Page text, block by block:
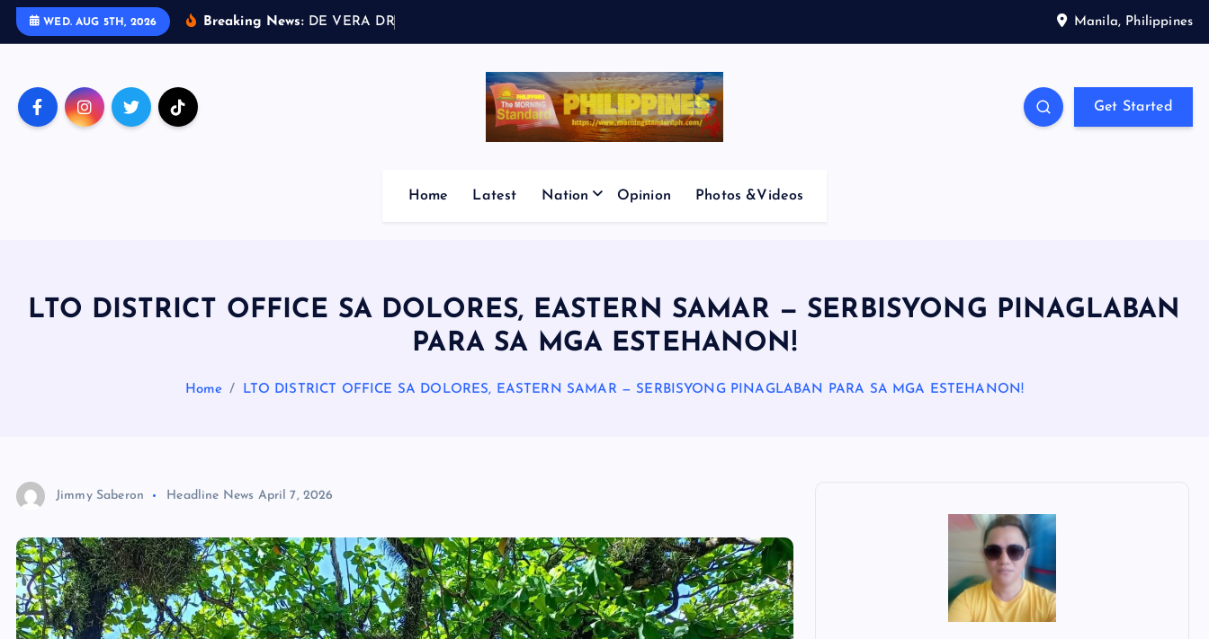
WED. AUG 5TH, 2026 Breaking News: D E V E RA D R Manila, Philippines
Get Started
Home Latest Nation Opinion Photos &Videos
LTO DISTRICT OFFICE SA DOLORES, EASTERN SAMAR — SERBISYONG PINAGLABAN
PARA SA MGA ESTEHANON!
Home LTO DISTRICT OFFICE SA DOLORES, EASTERN SAMAR — SERBISYONG PINAGLABAN PARA SA MGA ESTEHANON!
Jimmy Saberon Headline News April 7, 2026